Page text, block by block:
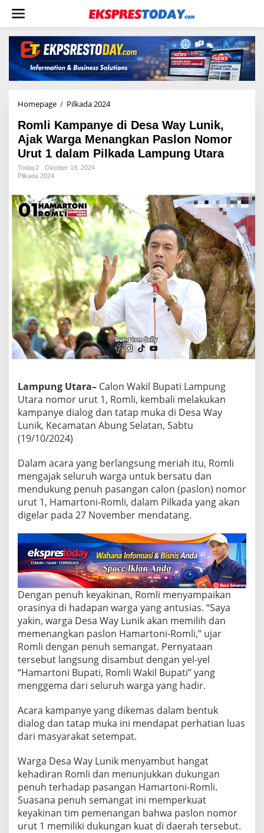
w
Homepage / Pilkada 2024R
m
l
i
K
a
n
y
e
d
D
e
s
a
W
a
y
L
u
n
k
,
A
j
a
r
g
a
e
n
n
g
k
a
n
P
s
l
o
n
N
m
o
U
r
t
d
a
l
m
P
i
Romli Kampanye di Desa Way Lunik,
Ajak Warga Menangkan Paslon Nomor
Urut 1 dalam Pilkada Lampung Utara
Today2
Oktober 19, 2024
Pilkada 2024
Lampung Utara– Calon Wakil Bupati Lampung
Utara nomor urut 1, Romli, kembali melakukan
kampanye dialog dan tatap muka di Desa Way
Lunik, Kecamatan Abung Selatan, Sabtu
(19/10/2024)
Dalam acara yang berlangsung meriah itu, Romli
mengajak seluruh warga untuk bersatu dan
mendukung penuh pasangan calon (paslon) nomor
urut 1, Hamartoni-Romli, dalam Pilkada yang akan
digelar pada 27 November mendatang.
Dengan penuh keyakinan, Romli menyampaikan
orasinya di hadapan warga yang antusias. “Saya
yakin, warga Desa Way Lunik akan memilih dan
memenangkan paslon Hamartoni-Romli,” ujar
Romli dengan penuh semangat. Pernyataan
tersebut langsung disambut dengan yel-yel
“Hamartoni Bupati, Romli Wakil Bupati” yang
menggema dari seluruh warga yang hadir.
Acara kampanye yang dikemas dalam bentuk
dialog dan tatap muka ini mendapat perhatian luas
dari masyarakat setempat.
Warga Desa Way Lunik menyambut hangat
kehadiran Romli dan menunjukkan dukungan
penuh terhadap pasangan Hamartoni-Romli.
Suasana penuh semangat ini memperkuat
keyakinan tim pemenangan bahwa paslon nomor
urut 1 memiliki dukungan kuat di daerah tersebut.